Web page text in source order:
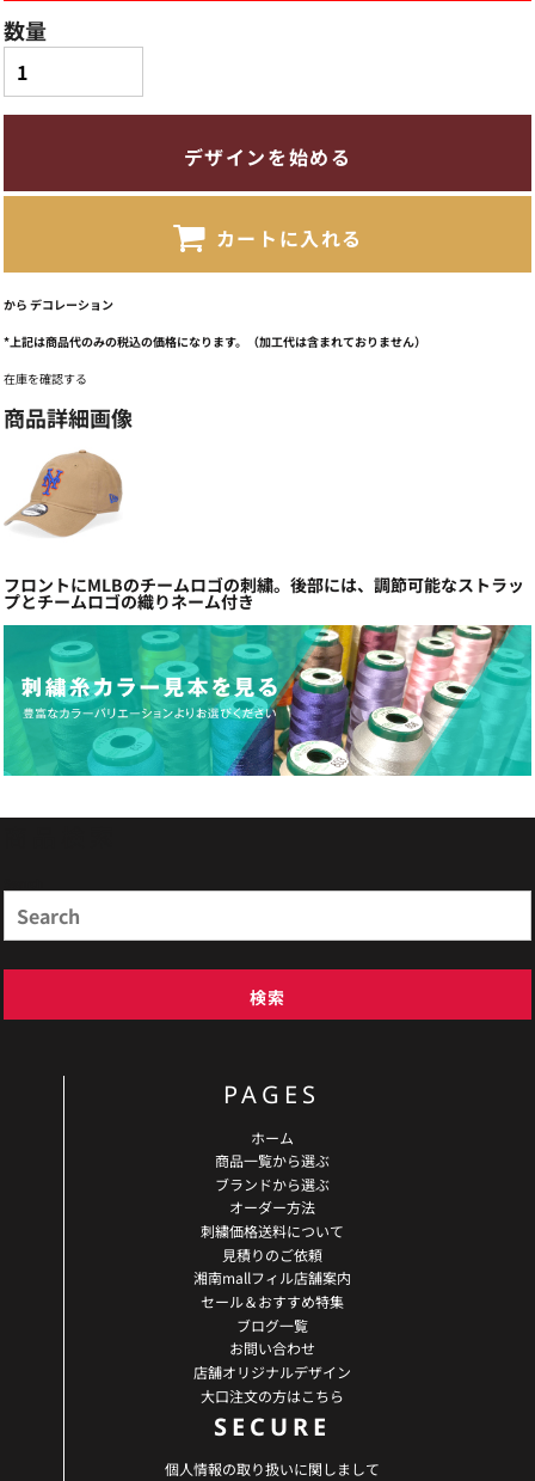
数量
デザインを始める
カートに入れる
から デコレーション
*上記は商品代のみの税込の価格になります。（加工代は含まれておりません）
在庫を確認する
商品詳細画像
フロントにMLBのチームロゴの刺繍。後部には、調節可能なストラッ
プとチームロゴの織りネーム付き
検索
PAGES
ホーム
商品一覧から選ぶ
ブランドから選ぶ
オーダー方法
刺繍価格送料について
見積りのご依頼
湘南mallフィル店舗案内
セール＆おすすめ特集
ブログ一覧
お問い合わせ
店舗オリジナルデザイン
大口注文の方はこちら
SECURE
個人情報の取り扱いに関しまして